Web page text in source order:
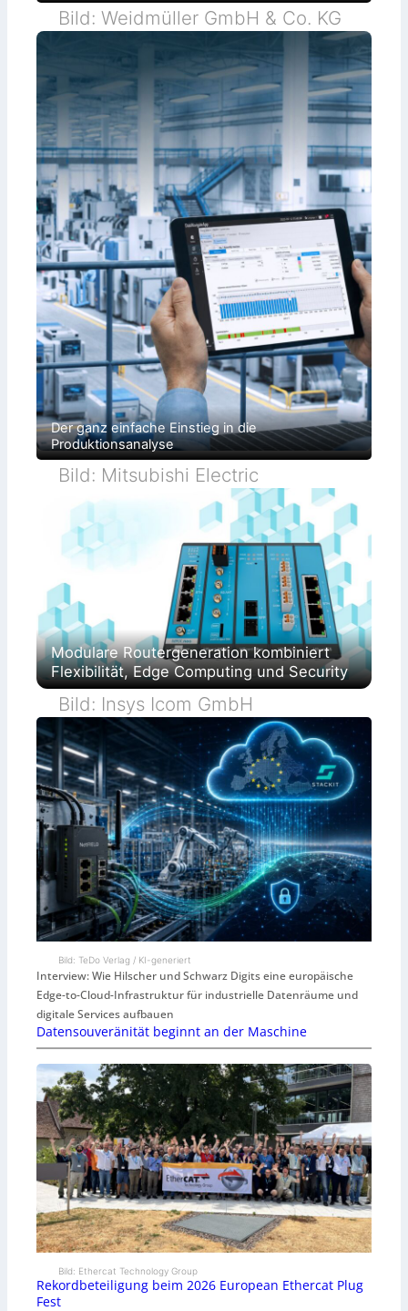
Bild: Weidmüller GmbH & Co. KG
Der ganz einfache Einstieg in die
Produktionsanalyse
Bild: Mitsubishi Electric
Modulare Routergeneration kombiniert
Flexibilität, Edge Computing und Security
Bild: Insys Icom GmbH
Bild: TeDo Verlag / KI-generiert
Interview: Wie Hilscher und Schwarz Digits eine europäische
Edge-to-Cloud-Infrastruktur für industrielle Datenräume und
digitale Services aufbauen
Datensouveränität beginnt an der Maschine
Bild: Ethercat Technology Group
Rekordbeteiligung beim 2026 European Ethercat Plug
Fest